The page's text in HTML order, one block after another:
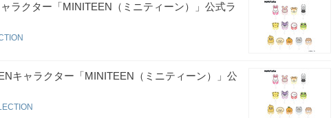
ラクター「MINITEEN（ミニティーン）」公式ラ
キャラクター「MINITEEN（ミニティーン）」公